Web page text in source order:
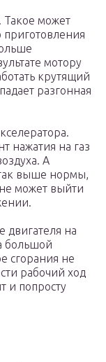
Такое может
приготовления
мотору
крутящий
разгонная
нажатия на газ
А
выше нормы,
может выйти
на
большой
сгорания не
рабочий ход
и попросту